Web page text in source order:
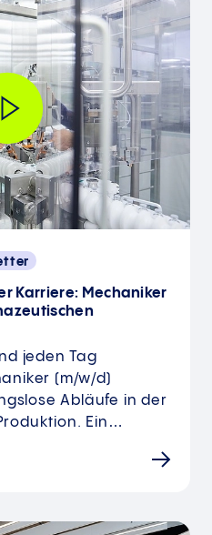
Karriere: Mechaniker
jeden Tag
(m/w/d)
Abläufe in der
Ein…